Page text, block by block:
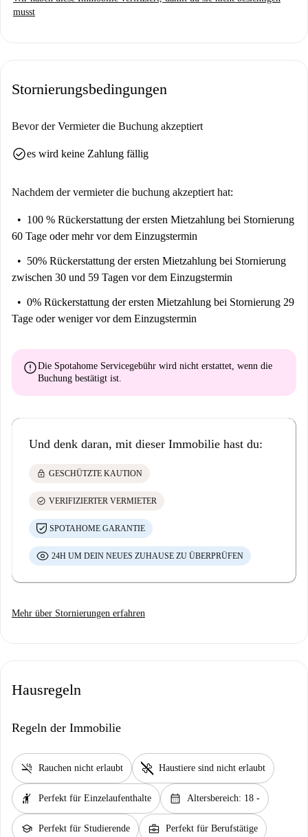
musst
Stornierungsbedingungen
Bevor der Vermieter die Buchung akzeptiert
check_circlees wird keine Zahlung fällig
Nachdem der vermieter die buchung akzeptiert hat:
100 % Rückerstattung der ersten Mietzahlung bei Stornierung
60 Tage oder mehr vor dem Einzugstermin
50% Rückerstattung der ersten Mietzahlung bei Stornierung
zwischen 30 und 59 Tagen vor dem Einzugstermin
0% Rückerstattung der ersten Mietzahlung bei Stornierung 29
Tage oder weniger vor dem Einzugstermin
errorDie Spotahome Servicegebühr wird nicht erstattet , wenn die
Buchung bestätigt ist.
Und denk daran, mit dieser Immobilie hast du:
lock GESCHÜTZTE KAUTION
check_circle VERIFIZIERTER VERMIETER
SPOTAHOME GARANTIE
24H UM DEIN NEUES ZUHAUSE ZU ÜBERPRÜFEN
Mehr über Stornierungen erfahren
Hausregeln
Regeln der Immobilie
smoke_free Rauchen nicht erlaubt pet_supplies Haustiere sind nicht erlaubt
hail Perfekt für Einzelaufenthalte calendar_month Altersbereich: 18 -
school Perfekt für Studierende business_center Perfekt für Berufstätige